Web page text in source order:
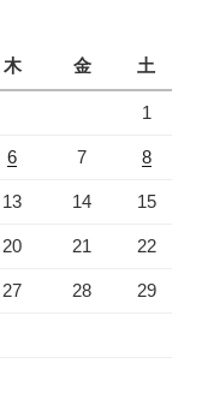
木 金 土
1
6 7 8
13 14 15
20 21 22
27 28 29